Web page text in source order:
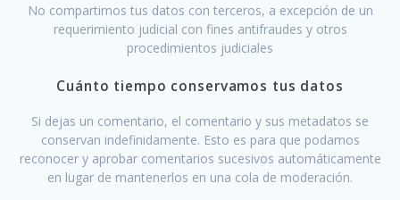
No compartimos tus datos con terceros, a excepción de un
requerimiento judicial con fines antifraudes y otros
procedimientos judiciales
Cuánto tiempo conservamos tus datos
Si dejas un comentario, el comentario y sus metadatos se
conservan indefinidamente. Esto es para que podamos
reconocer y aprobar comentarios sucesivos automáticamente
en lugar de mantenerlos en una cola de moderación.